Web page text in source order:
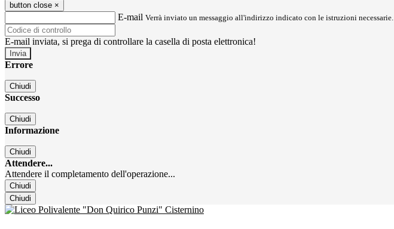
button close ×
E-mail Verrà inviato un messaggio all'indirizzo indicato con le istruzioni necessarie.
E-mail inviata, si prega di controllare la casella di posta elettronica!
Errore
Chiudi
Successo
Chiudi
Informazione
Chiudi
Attendere...
Attendere il completamento dell'operazione...
Chiudi
Chiudi